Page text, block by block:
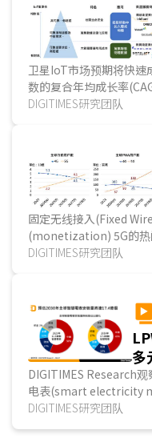
卫星IoT市场预期将快速
数的复合年均成长率
的动能包括3GPP持续优
DIGITIMES研究团队
固定无线接入(Fixed
(monetization) 5G的热
FWA服务，2024年5G
DIGITIMES研究团队
多
DIGITIMES Research
电表(smart electricity
组成，预期全球智能电
DIGITIMES研究团队